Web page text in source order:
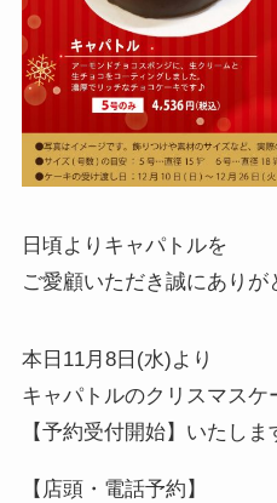
日頃よりキャパトルを
ご愛顧いただき誠にありが
本日11月8日(水)より
キャパトルのクリスマスケ
【予約受付開始】いたしま
【店頭・電話予約】